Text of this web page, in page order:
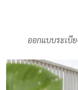
ออกแบบระเบี